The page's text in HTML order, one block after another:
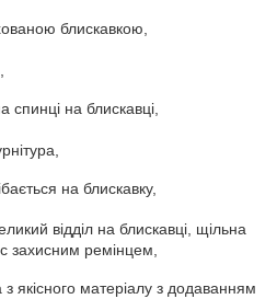
блискавкою,
на блискавці,
на блискавку,
відділ на блискавці, щільна
захисним ремінцем,
з якісного матеріалу з додаванням